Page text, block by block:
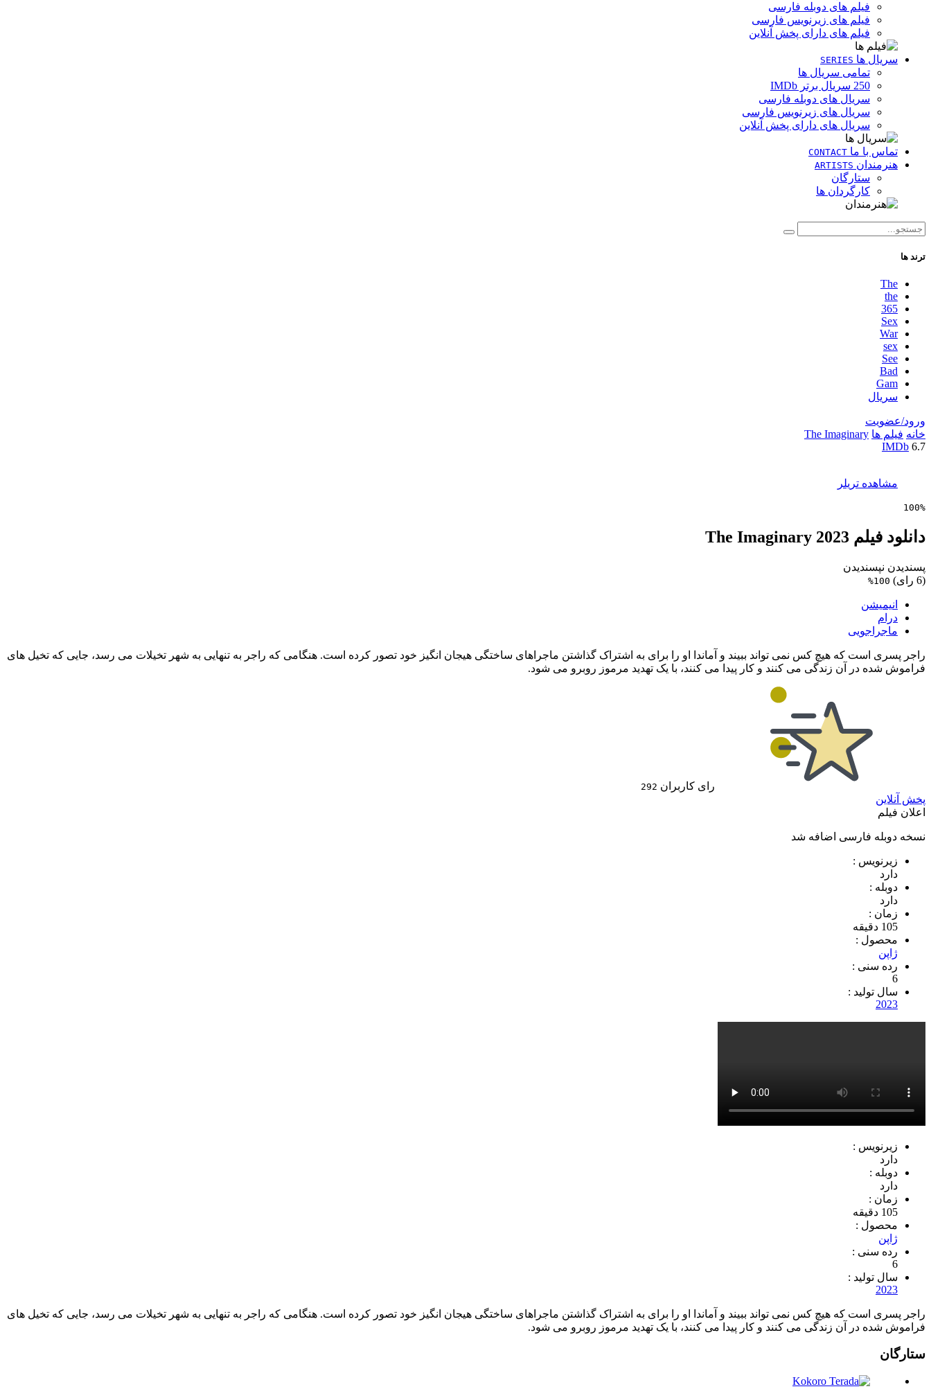
فیلم های دوبله فارسی
فیلم های زیرنویس فارسی
فیلم های دارای پخش آنلاین
سریال ها SERIES
تمامی سریال ها
250 سریال برتر IMDb
سریال های دوبله فارسی
سریال های زیرنویس فارسی
سریال های دارای پخش آنلاین
تماس با ما CONTACT
هنرمندان ARTISTS
ستارگان
کارگردان ها
ترند ها
The
the
365
Sex
War
sex
See
Bad
Gam
سریال
ورود/عضویت
خانه فیلم ها The Imaginary
IMDb 6.7
مشاهده تریلر
100%
دانلود فیلم The Imaginary 2023
پسندیدن نپسندیدن
(6 رای)
100%
انیمیشن
درام
ماجراجویی
راجر پسری است که هیچ کس نمی تواند ببیند و آماندا او را برای به اشتراک گذاشتن ماجراهای ساختگی هیجان انگیز خود تصور کرده است. هنگامی که راجر به تنهایی به شهر تخیلات می رسد، جایی که تخیل های
فراموش شده در آن زندگی می کنند و کار پیدا می کنند، با یک تهدید مرموز روبرو می شود.
رای کاربران 292
پخش آنلاین
اعلان فیلم
نسخه دوبله فارسی اضافه شد
زیرنویس :
دارد
دوبله :
دارد
زمان :
105 دقیقه
محصول :
ژاپن
رده سنی :
6
سال تولید :
2023
زیرنویس :
دارد
دوبله :
دارد
زمان :
105 دقیقه
محصول :
ژاپن
رده سنی :
6
سال تولید :
2023
راجر پسری است که هیچ کس نمی تواند ببیند و آماندا او را برای به اشتراک گذاشتن ماجراهای ساختگی هیجان انگیز خود تصور کرده است. هنگامی که راجر به تنهایی به شهر تخیلات می رسد، جایی که تخیل های
فراموش شده در آن زندگی می کنند و کار پیدا می کنند، با یک تهدید مرموز روبرو می شود.
ستارگان